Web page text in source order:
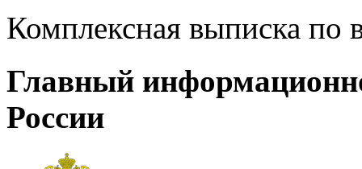
Комплексная выписка
Главный
России